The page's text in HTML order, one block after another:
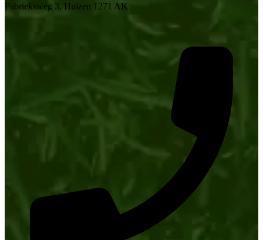
Fabrieksweg 3, Huizen 1271 AK